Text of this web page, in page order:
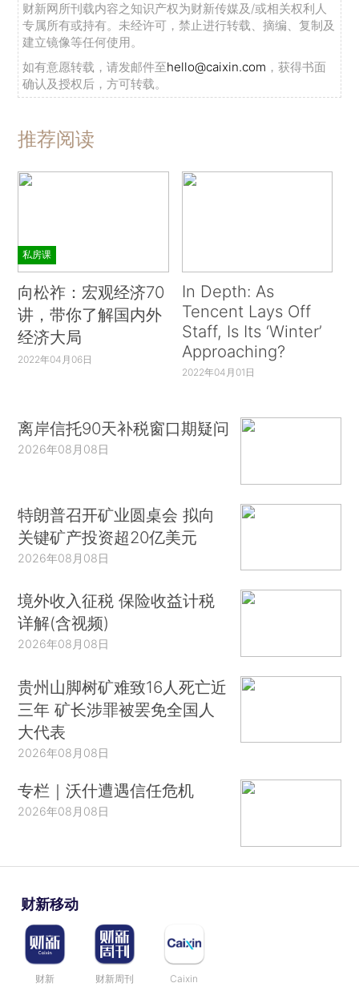
财新网所刊载内容之知识产权为财新传媒及/或相关权利人
专属所有或持有。未经许可，禁止进行转载、摘编、复制及
建立镜像等任何使用。
如有意愿转载，请发邮件至hello@caixin.com ，获得书面
确认及授权后，方可转载。
推荐阅读
私房课
向松祚：宏观经济70
讲，带你了解国内外
经济大局
2022年04月06日
In Depth: As
Tencent Lays Off
Staff, Is Its ‘Winter’
Approaching?
2022年04月01日
离岸信托90天补税窗口期疑问
2026年08月08日
特朗普召开矿业圆桌会 拟向
关键矿产投资超20亿美元
2026年08月08日
境外收入征税 保险收益计税
详解(含视频)
2026年08月08日
贵州山脚树矿难致16人死亡近
三年 矿长涉罪被罢免全国人
大代表
2026年08月08日
专栏｜沃什遭遇信任危机
2026年08月08日
财新移动
财新 财新周刊 Caixin